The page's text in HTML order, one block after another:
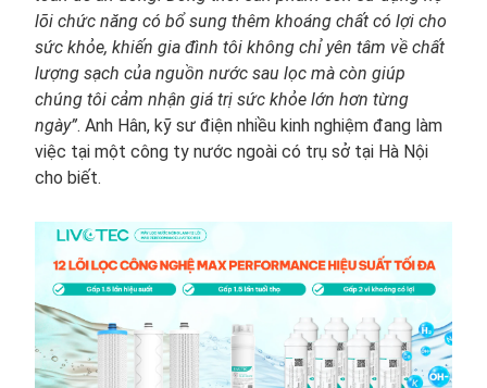
lõi chức năng có bổ sung thêm khoáng chất có lợi cho
sức khỏe, khiến gia đình tôi không chỉ yên tâm về chất
lượng sạch của nguồn nước sau lọc mà còn giúp
chúng tôi cảm nhận giá trị sức khỏe lớn hơn từng
ngày”. Anh Hân, kỹ sư điện nhiều kinh nghiệm đang làm
việc tại một công ty nước ngoài có trụ sở tại Hà Nội
cho biết.